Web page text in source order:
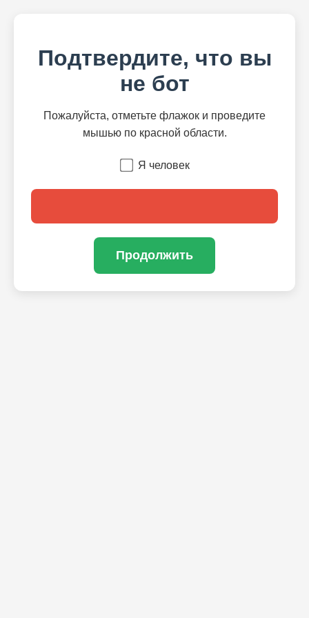
Подтвердите, что вы
не бот
Пожалуйста, отметьте флажок и проведите
мышью по красной области.
Я человек
Продолжить